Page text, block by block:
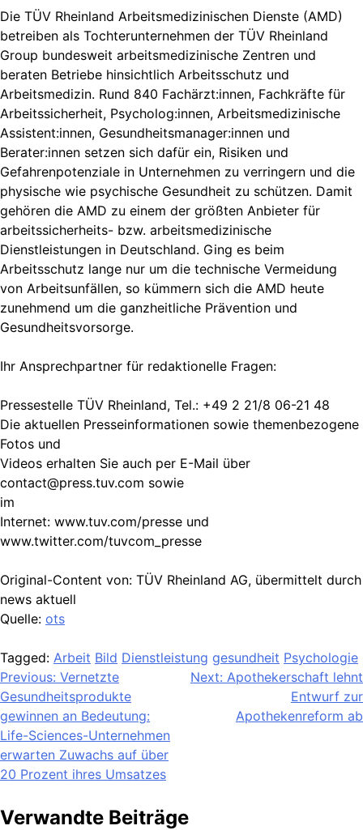
Die TÜV Rheinland Arbeitsmedizinischen Dienste (AMD)
betreiben als Tochterunternehmen der TÜV Rheinland
Group bundesweit arbeitsmedizinische Zentren und
beraten Betriebe hinsichtlich Arbeitsschutz und
Arbeitsmedizin. Rund 840 Fachärzt:innen, Fachkräfte für
Arbeitssicherheit, Psycholog:innen, Arbeitsmedizinische
Assistent:innen, Gesundheitsmanager:innen und
Berater:innen setzen sich dafür ein, Risiken und
Gefahrenpotenziale in Unternehmen zu verringern und die
physische wie psychische Gesundheit zu schützen. Damit
gehören die AMD zu einem der größten Anbieter für
arbeitssicherheits- bzw. arbeitsmedizinische
Dienstleistungen in Deutschland. Ging es beim
Arbeitsschutz lange nur um die technische Vermeidung
von Arbeitsunfällen, so kümmern sich die AMD heute
zunehmend um die ganzheitliche Prävention und
Gesundheitsvorsorge.
Ihr Ansprechpartner für redaktionelle Fragen:
Pressestelle TÜV Rheinland, Tel.: +49 2 21/8 06-21 48
Die aktuellen Presseinformationen sowie themenbezogene
Fotos und
Videos erhalten Sie auch per E-Mail über
contact@press.tuv.com sowie
im
Internet: www.tuv.com/presse und
www.twitter.com/tuvcom_presse
Original-Content von: TÜV Rheinland AG, übermittelt durch
news aktuell
Quelle: ots
Tagged: Arbeit Bild Dienstleistung gesundheit Psychologie
Beitragsnavigation
Previous: Vernetzte
Gesundheitsprodukte
gewinnen an Bedeutung:
Life-Sciences-Unternehmen
erwarten Zuwachs auf über
20 Prozent ihres Umsatzes
Next: Apothekerschaft lehnt
Entwurf zur
Apothekenreform ab
Verwandte Beiträge